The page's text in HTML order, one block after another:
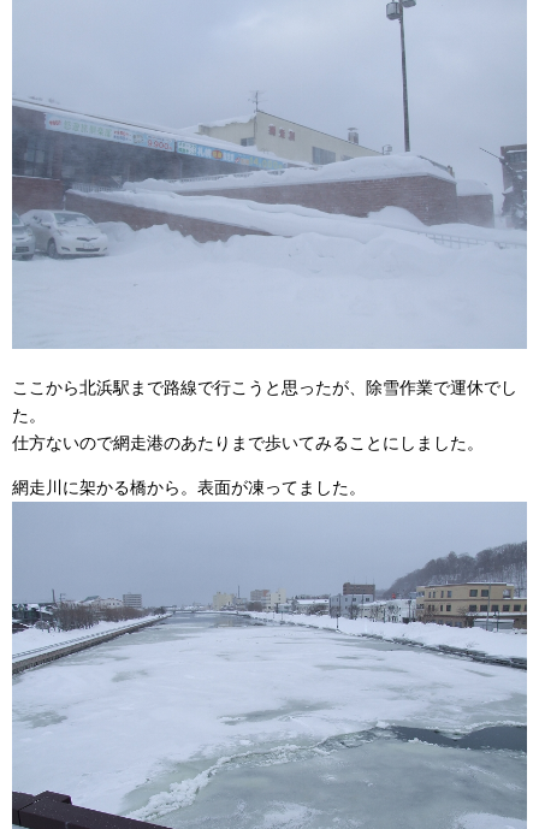
ここから北浜駅まで路線で行こうと思ったが、除雪作業で運休でし
た。
仕方ないので網走港のあたりまで歩いてみることにしました。
網走川に架かる橋から。表面が凍ってました。